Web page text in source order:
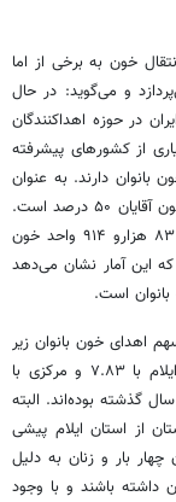
خون به برخی از اما
و می‌گوید: در حال
در حوزه اهداکنندگان
از کشورهای پیشرفته
بانوان دارند. به عنوان
مثال در فرانسه آمار اهدای خون بانوان همانند اهدای خون آقایان ۵۰ درصد است.
این در حالیست که در سال ۹۴ ایران، از دو میلیون و ۸۳ هزارو ۹۱۴ واحد خون
بوده است که این آمار نشان می‌دهد
اهدای خون بانوان زیر
۱۰ درصد است. به طور مثال استان لرستان با ۹.۶۳، ایلام با ۷.۸۳ و مرکزی با
گذشته بوده‌اند. البته
از استان ایلام پیشی
بار و زنان به دلیل
داشته باشند و با وجود